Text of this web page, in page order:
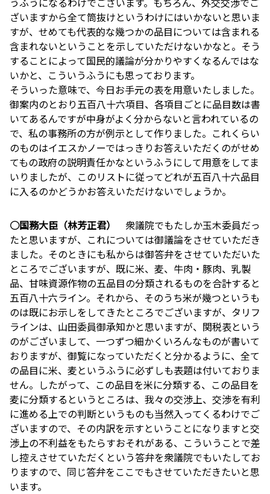
ざいますから全て筒抜けというわけにはいかないと思いま
すが、せめても代表的な幾つかの品目については含まれる
含まれないということを示していただけないかなと。そう
することによって国民的議論が分かりやすくなるんではな
いかと、こういうふうにも思っております。
そういった意味で、今日お手元の表を用意いたしました。
御案内のとおり五百八十六項目、各項目ごとに品目数は書
いてあるんですが中身がよく分からないと言われているの
で、私の事務所の方が例示として作りました。これくらい
のものはイエスかノーではっきりお答えいただくのがせめ
てもの政府の説明責任かなというふうにして用意をしてま
いりましたが、このリストに従ってどれが五百八十六品目
に入るのかどうかお答えいただけないでしょうか。
○国務大臣（林芳正君）
衆議院でもたしか玉木委員だっ
たと思いますが、これについては御議論をさせていただき
ました。そのときにも私からは御答弁をさせていただいた
ところでございますが、既に米、麦、牛肉・豚肉、乳製
品、甘味資源作物の五品目の分類されるものを合計すると
五百八十六ライン。それから、そのうち米が幾つというも
のは既にお示しをしてきたところでございますが、タリフ
ラインは、山田委員御承知かと思いますが、関税表という
のがございまして、一つずつ細かくいろんなものが書いて
おりますが、御覧になっていただくと分かるように、全て
の品目に米、麦というふうに必ずしも表題は付いておりま
せん。したがって、この品目を米に分類する、この品目を
麦に分類するというところは、我々の交渉上、交渉を有利
に進める上での判断というものも当然入ってくるわけでご
ざいますので、その内訳を示すということになりますと交
渉上の不利益をもたらすおそれがある、こういうことで差
し控えさせていただくという答弁を衆議院でもいたしてお
りますので、同じ答弁をここでもさせていただきたいと思
います。